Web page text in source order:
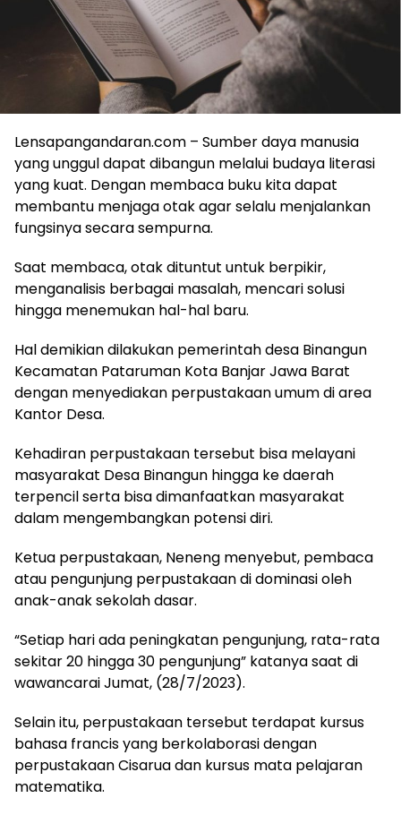
Lensapangandaran.com – Sumber daya manusia
yang unggul dapat dibangun melalui budaya literasi
yang kuat. Dengan membaca buku kita dapat
membantu menjaga otak agar selalu menjalankan
fungsinya secara sempurna.
Saat membaca, otak dituntut untuk berpikir,
menganalisis berbagai masalah, mencari solusi
hingga menemukan hal-hal baru.
Hal demikian dilakukan pemerintah desa Binangun
Kecamatan Pataruman Kota Banjar Jawa Barat
dengan menyediakan perpustakaan umum di area
Kantor Desa.
Kehadiran perpustakaan tersebut bisa melayani
masyarakat Desa Binangun hingga ke daerah
terpencil serta bisa dimanfaatkan masyarakat
dalam mengembangkan potensi diri.
Ketua perpustakaan, Neneng menyebut, pembaca
atau pengunjung perpustakaan di dominasi oleh
anak-anak sekolah dasar.
“Setiap hari ada peningkatan pengunjung, rata-rata
sekitar 20 hingga 30 pengunjung” katanya saat di
wawancarai Jumat, (28/7/2023).
Selain itu, perpustakaan tersebut terdapat kursus
bahasa francis yang berkolaborasi dengan
perpustakaan Cisarua dan kursus mata pelajaran
matematika.